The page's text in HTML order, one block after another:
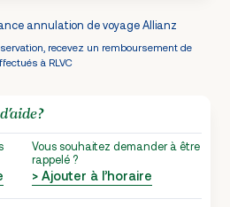
annulation de voyage Allianz
recevez un remboursement de
à RLVC
Vous souhaitez demander à être
rappelé ?
> Ajouter à l’horaire